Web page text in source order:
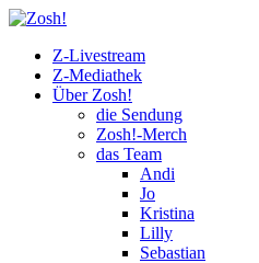
Z-Livestream
Z-Mediathek
Über Zosh!
die Sendung
Zosh!-Merch
das Team
Andi
Jo
Kristina
Lilly
Sebastian